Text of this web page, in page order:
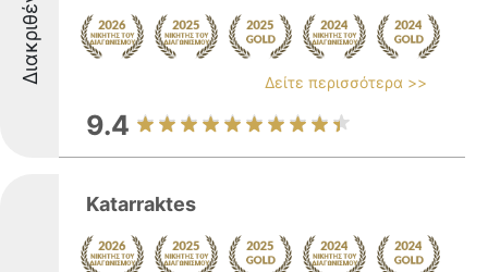
Δείτε περισσότερα >>
9.4
Katarraktes